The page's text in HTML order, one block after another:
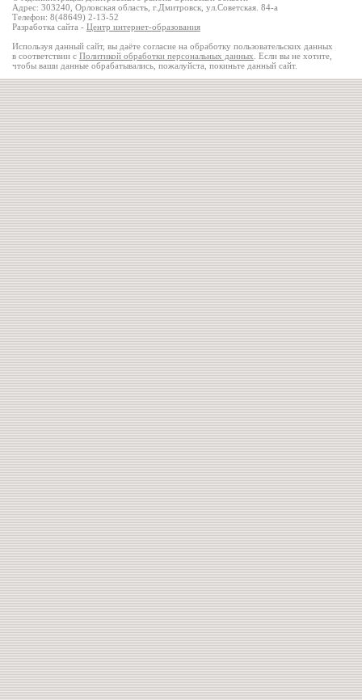
Адрес: 303240, Орловская область, г.Дмитровск, ул.Советская. 84-а
Телефон: 8(48649) 2-13-52
Разработка сайта - Центр интернет-образования
Используя данный сайт, вы даёте согласие на обработку пользовательских данных
в соответствии с Политикой обработки персональных данных . Если вы не хотите,
чтобы ваши данные обрабатывались, пожалуйста, покиньте данный сайт.